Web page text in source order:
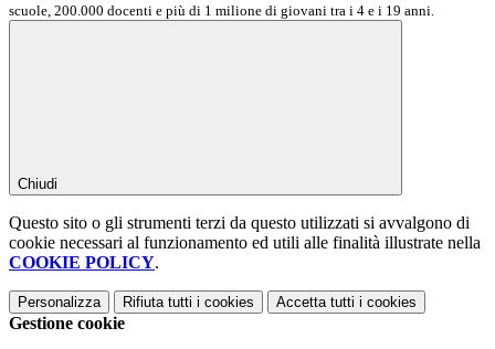
scuole, 200.000 docenti e più di 1 milione di giovani tra i 4 e i 19 anni.
Chiudi
Questo sito o gli strumenti terzi da questo utilizzati si avvalgono di
cookie necessari al funzionamento ed utili alle finalità illustrate nella
COOKIE POLICY.
Personalizza Rifiuta tutti i cookies Accetta tutti i cookies
Gestione cookie